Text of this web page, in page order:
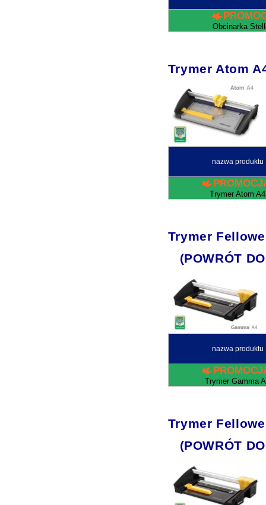
Obcinarka
Trymer Atom
nazwa produktu
Trymer Atom A4
Trymer
(POWRÓT
nazwa produktu
Trymer Gamma
Trymer
(POWRÓT